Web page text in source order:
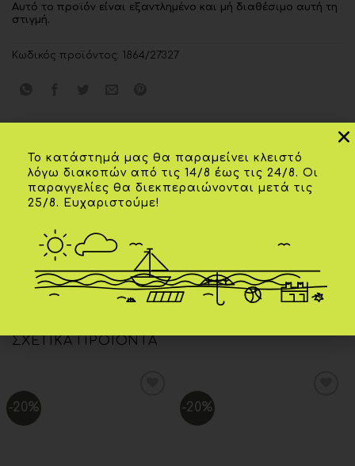
Αυτό το προϊόν είναι εξαντλημένο και μή διαθέσιμο αυτή τη
στιγμή.
Κωδικός προϊόντος: 1864/27327
Επιπλέον πληροφορίες
ΗΛΙΚΊΑ 04-06Μ
ΧΡΏΜΑ Μπλέ ουρανί
ΣΧΕΤΙΚΆ ΠΡΟΪΌΝΤΑ
-20% -20%
Το κατάστημά μας θα παραμείνει κλειστό
λόγω διακοπών από τις 14/8 έως τις 24/8. Οι
παραγγελίες θα διεκπεραιώνονται μετά τις
25/8. Ευχαριστούμε!